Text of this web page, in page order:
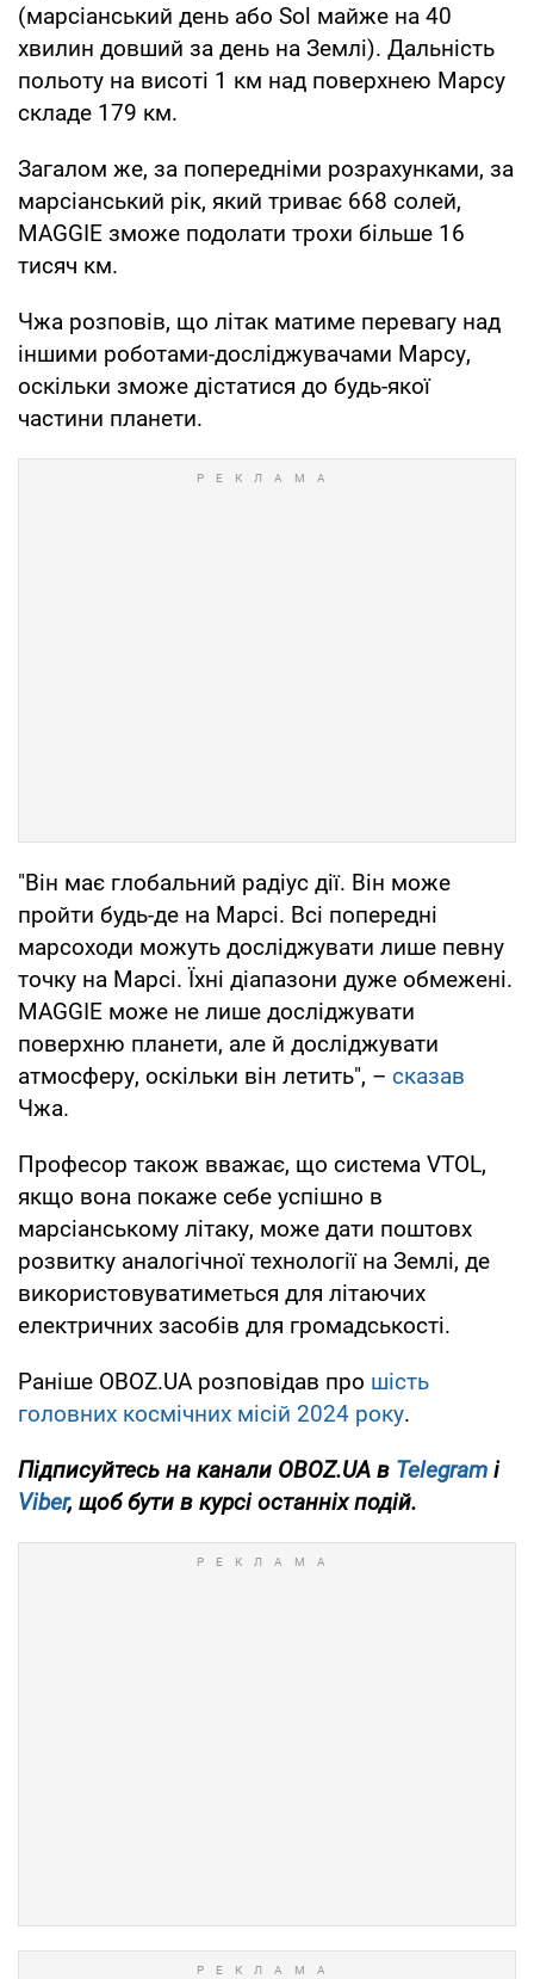
(марсіанський день або Sol майже на 40
хвилин довший за день на Землі). Дальність
польоту на висоті 1 км над поверхнею Марсу
складе 179 км.
Загалом же, за попередніми розрахунками, за
марсіанський рік, який триває 668 солей,
MAGGIE зможе подолати трохи більше 16
тисяч км.
Чжа розповів, що літак матиме перевагу над
іншими роботами-досліджувачами Марсу,
оскільки зможе дістатися до будь-якої
частини планети.
"Він має глобальний радіус дії. Він може
пройти будь-де на Марсі. Всі попередні
марсоходи можуть досліджувати лише певну
точку на Марсі. Їхні діапазони дуже обмежені.
MAGGIE може не лише досліджувати
поверхню планети, але й досліджувати
атмосферу, оскільки він летить", – сказав
Чжа.
Професор також вважає, що система VTOL,
якщо вона покаже себе успішно в
марсіанському літаку, може дати поштовх
розвитку аналогічної технології на Землі, де
використовуватиметься для літаючих
електричних засобів для громадськості.
Раніше OBOZ.UA розповідав про шість
головних космічних місій 2024 року.
Підписуйтесь на канали OBOZ.UA в Telegram і
Viber, щоб бути в курсі останніх подій.